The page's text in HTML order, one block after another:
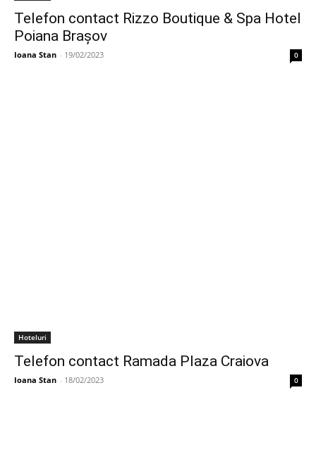
Telefon contact Rizzo Boutique & Spa Hotel
Poiana Brașov
Ioana Stan - 19/02/2023 0
Hoteluri
Telefon contact Ramada Plaza Craiova
Ioana Stan - 18/02/2023 0